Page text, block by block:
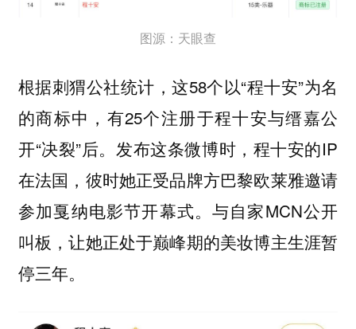
图源：天眼查
根据刺猬公社统计，这58个以“程十安”为名
的商标中，有25个注册于程十安与缙嘉公
开“决裂”后。发布这条微博时，程十安的IP
在法国，彼时她正受品牌方巴黎欧莱雅邀请
参加戛纳电影节开幕式。与自家MCN公开
叫板，让她正处于巅峰期的美妆博主生涯暂
停三年。